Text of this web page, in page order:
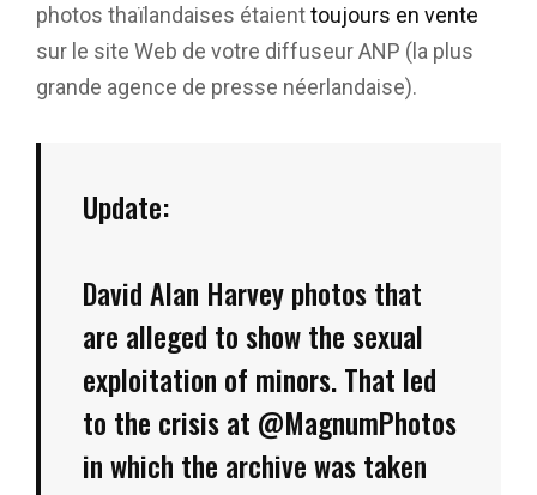
photos thaïlandaises étaienttoujours en vente
sur le site Web de votre diffuseur ANP (la plus
grande agence de presse néerlandaise).
Update:
David Alan Harvey photos that
are alleged to show the sexual
exploitation of minors. That led
to the crisis at @MagnumPhotos
in which the archive was taken